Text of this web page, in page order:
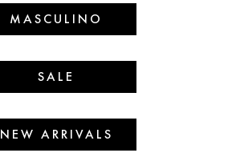
MASCULINO
SALE
NEW ARRIVALS